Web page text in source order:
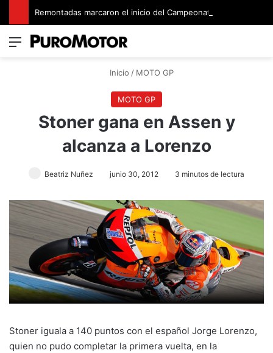
Menú
Inicio / MOTO GP
MOTO GP
Stoner gana en Assen y
alcanza a Lorenzo
Beatriz Nuñez junio 30, 2012 3 minutos de lectura
Stoner iguala a 140 puntos con el español Jorge Lorenzo,
quien no pudo completar la primera vuelta, en la